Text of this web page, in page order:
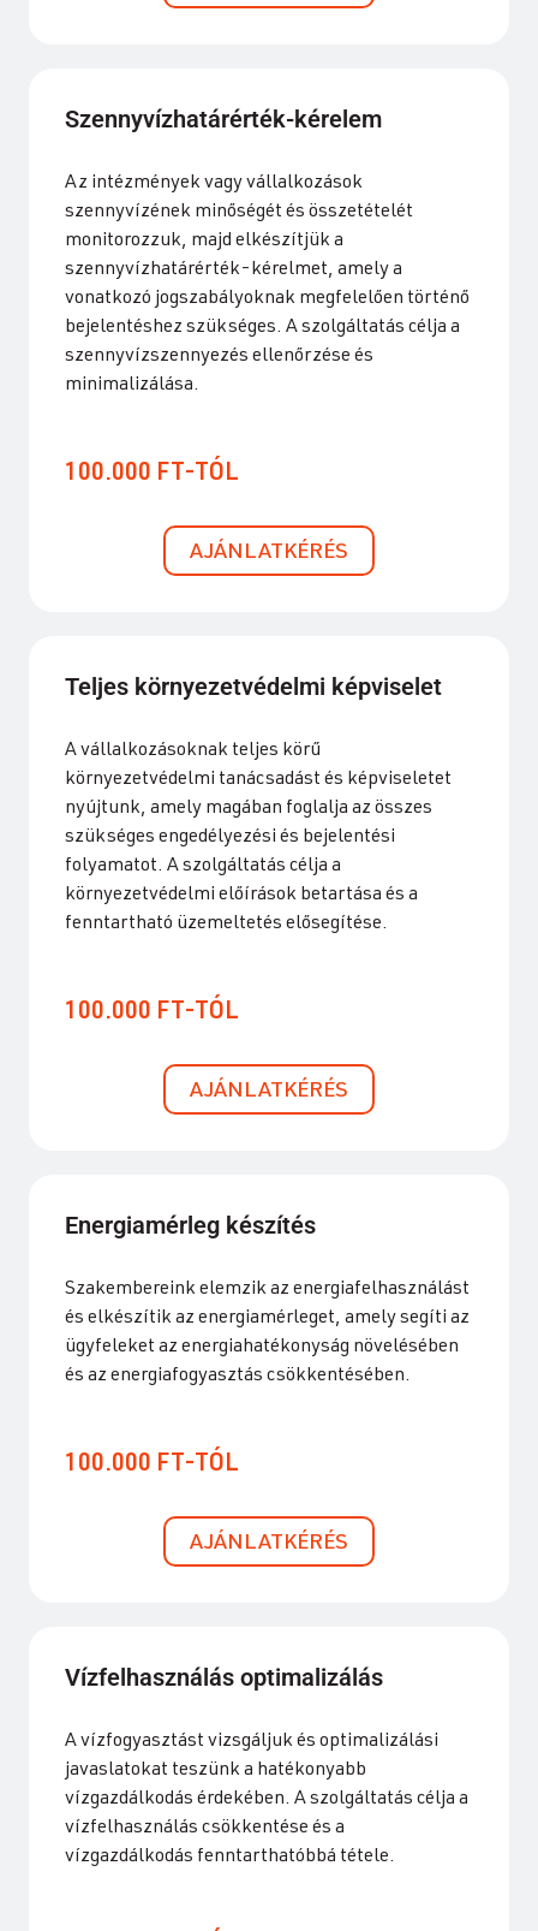
Szennyvízhatárérték-kérelem
Az intézmények vagy vállalkozások
szennyvízének minőségét és összetételét
monitorozzuk, majd elkészítjük a
szennyvízhatárérték-kérelmet, amely a
vonatkozó jogszabályoknak megfelelően történő
bejelentéshez szükséges. A szolgáltatás célja a
szennyvízszennyezés ellenőrzése és
minimalizálása.
100.000 FT-TÓL
AJÁNLATKÉRÉS
Teljes környezetvédelmi képviselet
A vállalkozásoknak teljes körű
környezetvédelmi tanácsadást és képviseletet
nyújtunk, amely magában foglalja az összes
szükséges engedélyezési és bejelentési
folyamatot. A szolgáltatás célja a
környezetvédelmi előírások betartása és a
fenntartható üzemeltetés elősegítése.
100.000 FT-TÓL
AJÁNLATKÉRÉS
Energiamérleg készítés
Szakembereink elemzik az energiafelhasználást
és elkészítik az energiamérleget, amely segíti az
ügyfeleket az energiahatékonyság növelésében
és az energiafogyasztás csökkentésében.
100.000 FT-TÓL
AJÁNLATKÉRÉS
Vízfelhasználás optimalizálás
A vízfogyasztást vizsgáljuk és optimalizálási
javaslatokat teszünk a hatékonyabb
vízgazdálkodás érdekében. A szolgáltatás célja a
vízfelhasználás csökkentése és a
vízgazdálkodás fenntarthatóbbá tétele.